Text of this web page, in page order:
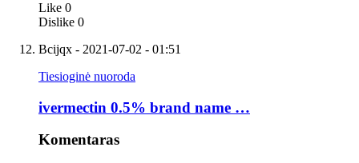
Like 0
Dislike 0
Bcijqx - 2021-07-02 - 01:51
Tiesioginė nuoroda
ivermectin 0.5% brand name …
Komentaras